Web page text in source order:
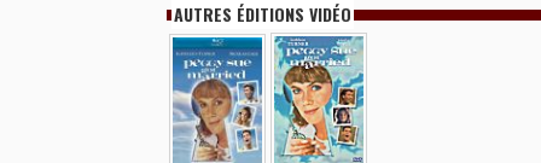
AUTRES ÉDITIONS VIDÉO